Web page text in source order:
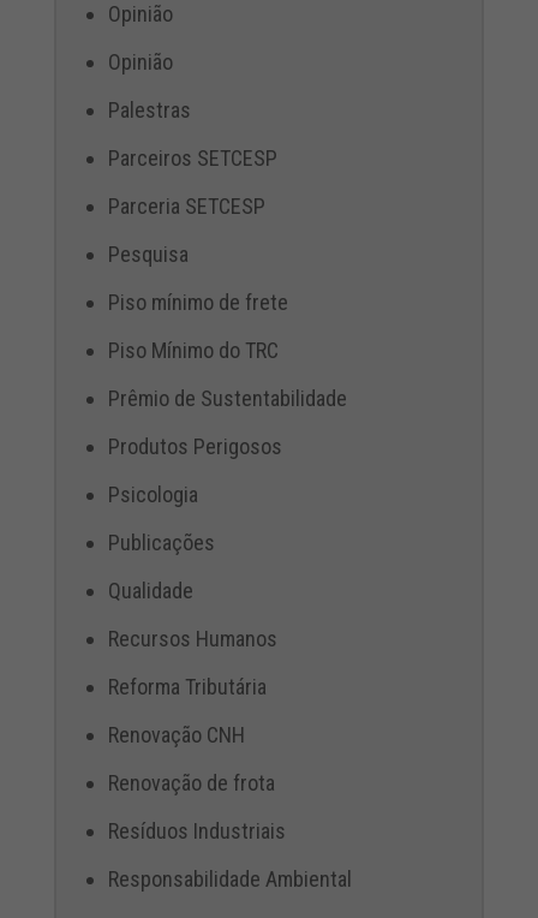
Opinião
Opinião
Palestras
Parceiros SETCESP
Parceria SETCESP
Pesquisa
Piso mínimo de frete
Piso Mínimo do TRC
Prêmio de Sustentabilidade
Produtos Perigosos
Psicologia
Publicações
Qualidade
Recursos Humanos
Reforma Tributária
Renovação CNH
Renovação de frota
Resíduos Industriais
Responsabilidade Ambiental